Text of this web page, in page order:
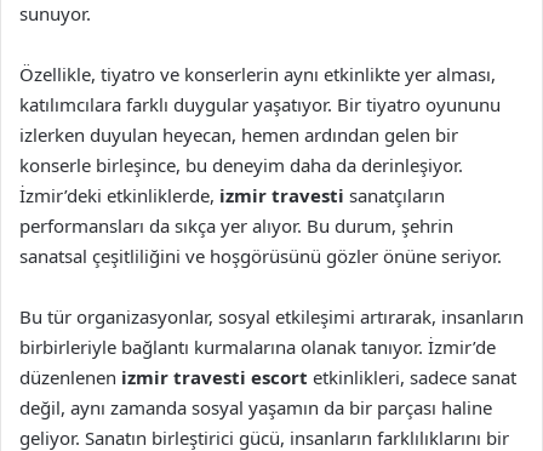
sunuyor.
Özellikle, tiyatro ve konserlerin aynı etkinlikte yer alması,
katılımcılara farklı duygular yaşatıyor. Bir tiyatro oyununu
izlerken duyulan heyecan, hemen ardından gelen bir
konserle birleşince, bu deneyim daha da derinleşiyor.
İzmir’deki etkinliklerde, izmir travesti sanatçıların
performansları da sıkça yer alıyor. Bu durum, şehrin
sanatsal çeşitliliğini ve hoşgörüsünü gözler önüne seriyor.
Bu tür organizasyonlar, sosyal etkileşimi artırarak, insanların
birbirleriyle bağlantı kurmalarına olanak tanıyor. İzmir’de
düzenlenen izmir travesti escort etkinlikleri, sadece sanat
değil, aynı zamanda sosyal yaşamın da bir parçası haline
geliyor. Sanatın birleştirici gücü, insanların farklılıklarını bir